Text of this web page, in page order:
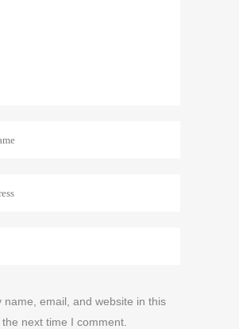
name, email, and website in this
next time I comment.